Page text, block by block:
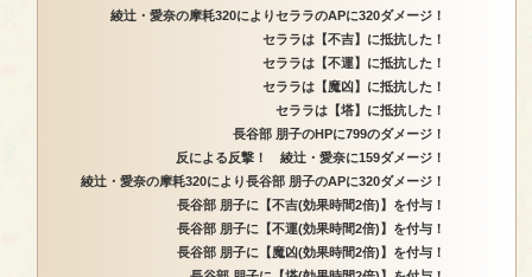
綾辻・愛奈の摩耗320によりセララのAPに320ダメージ！
セララは【不吉】に抵抗した！
セララは【不運】に抵抗した！
セララは【魔凶】に抵抗した！
セララは【塔】に抵抗した！
長谷部 朋子のHPに799のダメージ！
反による反撃！ 綾辻・愛奈に159ダメージ！
綾辻・愛奈の摩耗320により長谷部 朋子のAPに320ダメージ！
長谷部 朋子に【不吉(効果時間2倍)】を付与！
長谷部 朋子に【不運(効果時間2倍)】を付与！
長谷部 朋子に【魔凶(効果時間2倍)】を付与！